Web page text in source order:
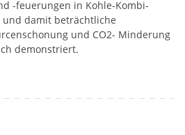
-feuerungen in Kohle-Kombi-
und damit beträchtliche
und CO2- Minderung
demonstriert.